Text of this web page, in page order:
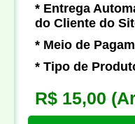
* Entrega
do Cliente do
* Meio de
* Tipo de
R$ 15,00